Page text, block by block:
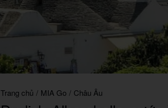
Trang chủ / MIA Go / Châu Âu